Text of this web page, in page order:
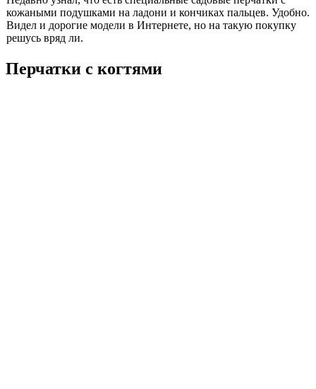
кожаными подушками на ладони и кончиках пальцев. Удобно.
Видел и дорогие модели в Интернете, но на такую покупку
решусь вряд ли.
Перчатки с когтями